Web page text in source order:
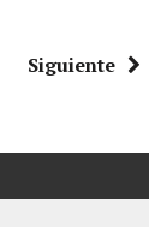
Siguiente